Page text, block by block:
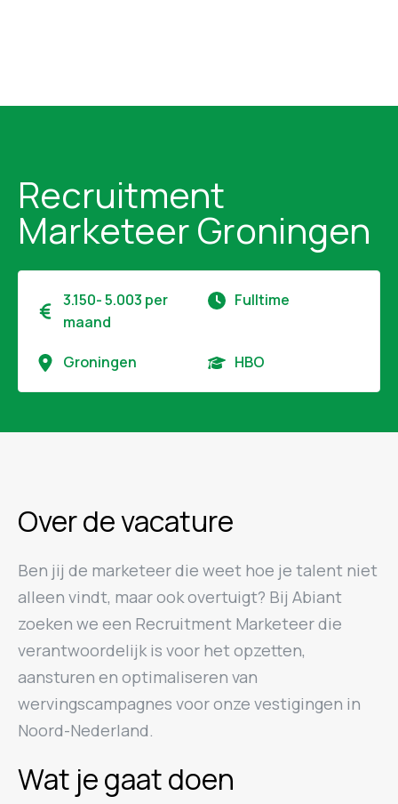
Recruitment
Marketeer Groningen
3.150- 5.003 per
maand
Fulltime
Groningen HBO
Over de vacature
Ben jij de marketeer die weet hoe je talent niet
alleen vindt, maar ook overtuigt? Bij Abiant
zoeken we een Recruitment Marketeer die
verantwoordelijk is voor het opzetten,
aansturen en optimaliseren van
wervingscampagnes voor onze vestigingen in
Noord-Nederland.
Wat je gaat doen